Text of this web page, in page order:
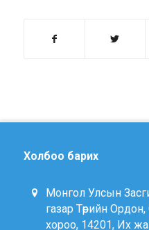
Холбоо барих
Монгол Улсын
газар Төрийн
хороо, 14201, Их